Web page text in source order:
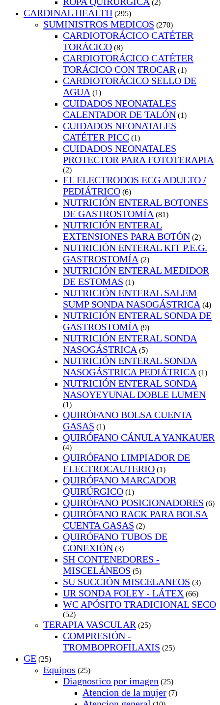
(2)
CARDINAL HEALTH (295)
SUMINISTROS MEDICOS (270)
CARDIOTORÁCICO CATÉTER
TORÁCICO (8)
CARDIOTORÁCICO CATÉTER
TORÁCICO CON TROCAR (1)
CARDIOTORÁCICO SELLO DE
AGUA (1)
CUIDADOS NEONATALES
CALENTADOR DE TALÓN (1)
CUIDADOS NEONATALES
CATÉTER PICC (1)
CUIDADOS NEONATALES
PROTECTOR PARA FOTOTERAPIA
(2)
EL ELECTRODOS ECG ADULTO /
PEDIÁTRICO (6)
NUTRICIÓN ENTERAL BOTONES
DE GASTROSTOMÍA (81)
NUTRICIÓN ENTERAL
EXTENSIONES PARA BOTÓN (2)
NUTRICIÓN ENTERAL KIT P.E.G.
GASTROSTOMÍA (2)
NUTRICIÓN ENTERAL MEDIDOR
DE ESTOMAS (1)
NUTRICIÓN ENTERAL SALEM
SUMP SONDA NASOGÁSTRICA (4)
NUTRICIÓN ENTERAL SONDA DE
GASTROSTOMÍA (9)
NUTRICIÓN ENTERAL SONDA
NASOGÁSTRICA (5)
NUTRICIÓN ENTERAL SONDA
NASOGÁSTRICA PEDIÁTRICA (1)
NUTRICIÓN ENTERAL SONDA
NASOYEYUNAL DOBLE LUMEN
(1)
QUIRÓFANO BOLSA CUENTA
GASAS (1)
QUIRÓFANO CÁNULA YANKAUER
(4)
QUIRÓFANO LIMPIADOR DE
ELECTROCAUTERIO (1)
QUIRÓFANO MARCADOR
QUIRÚRGICO (1)
QUIRÓFANO POSICIONADORES (6)
QUIRÓFANO RACK PARA BOLSA
CUENTA GASAS (2)
QUIRÓFANO TUBOS DE
CONEXIÓN (3)
SH CONTENEDORES -
MISCELÁNEOS (5)
SU SUCCIÓN MISCELANEOS (3)
UR SONDA FOLEY - LÁTEX (66)
WC APÓSITO TRADICIONAL SECO
(52)
TERAPIA VASCULAR (25)
COMPRESIÓN -
TROMBOPROFILAXIS (25)
GE (25)
Equipos (25)
Diagnostico por imagen (25)
Atencion de la mujer (7)